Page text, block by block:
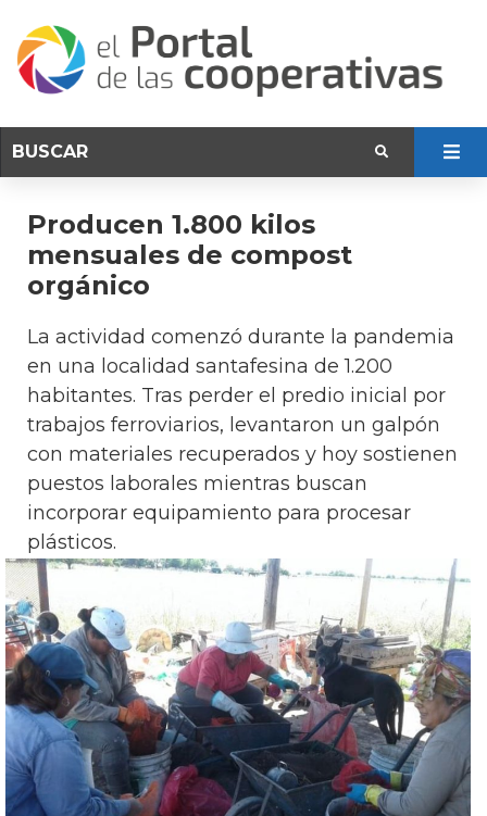
Producen 1.800 kilos
mensuales de compost
orgánico
La actividad comenzó durante la pandemia
en una localidad santafesina de 1.200
habitantes. Tras perder el predio inicial por
trabajos ferroviarios, levantaron un galpón
con materiales recuperados y hoy sostienen
puestos laborales mientras buscan
incorporar equipamiento para procesar
plásticos.